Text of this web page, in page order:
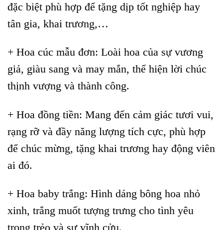
đặc biệt phù hợp để tặng dịp tốt nghiệp hay
tân gia, khai trương,…
+ Hoa cúc mẫu đơn: Loài hoa của sự vương
giả, giàu sang và may mắn, thể hiện lời chúc
thịnh vượng và thành công.
+ Hoa đồng tiền: Mang đến cảm giác tươi vui,
rạng rỡ và đầy năng lượng tích cực, phù hợp
để chúc mừng, tặng khai trương hay động viên
ai đó.
+ Hoa baby trắng: Hình dáng bông hoa nhỏ
xinh, trắng muốt tượng trưng cho tình yêu
trong trẻo và sự vĩnh cửu.